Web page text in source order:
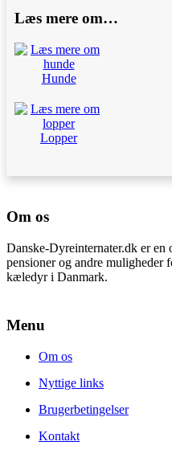
Læs mere om…
Hunde
Lopper
Om os
Danske-Dyreinternater.dk er en
pensioner og andre muligheder
kæledyr i Danmark.
Menu
Om os
Nyttige links
Brugerbetingelser
Kontakt